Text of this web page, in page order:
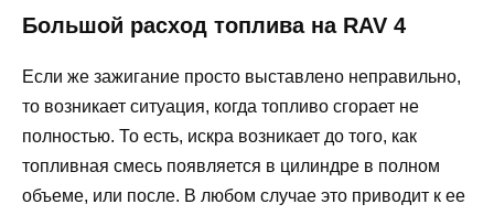
Большой расход топлива на RAV 4
Если же зажигание просто выставлено неправильно,
то возникает ситуация, когда топливо сгорает не
полностью. То есть, искра возникает до того, как
топливная смесь появляется в цилиндре в полном
объеме, или после. В любом случае это приводит к ее